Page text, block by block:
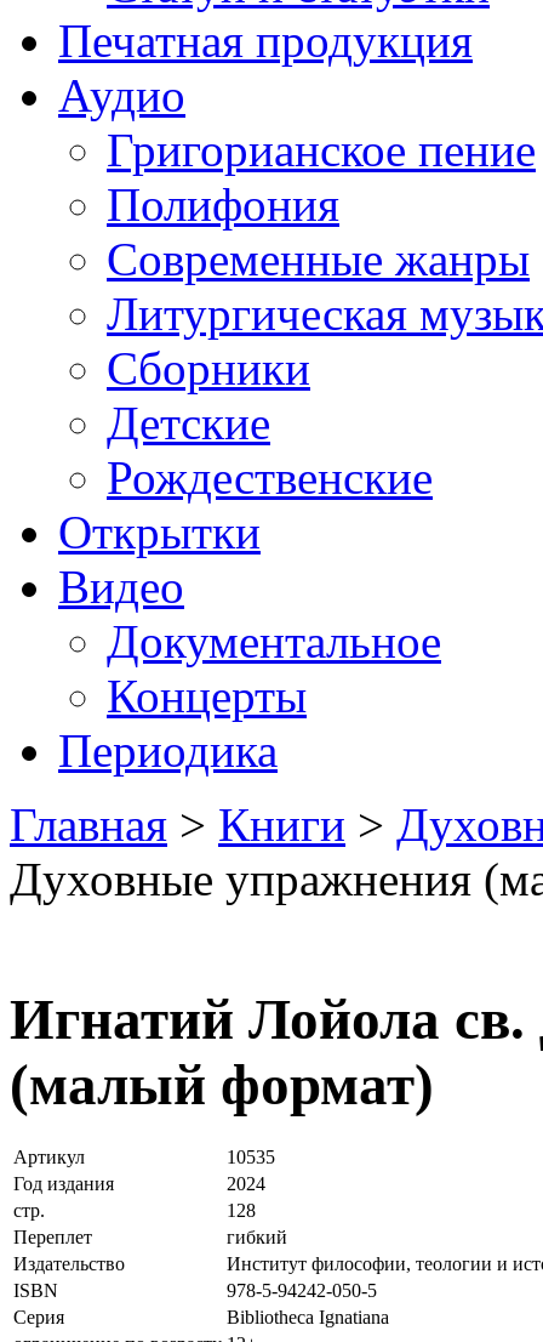
Печатная продукция
Аудио
Григорианское пение
Полифония
Современные жанры
Литургическая
Сборники
Детские
Рождественские
Открытки
Видео
Документальное
Концерты
Периодика
Главная > Книги >
Духовные упражнения
Игнатий Лойола
(малый формат)
Артикул
10535
Год издания
2024
стр.
128
Переплет
гибкий
Издательство
Институт философии, теологии и
ISBN
978-5-94242-050-5
Серия
Bibliotheca Ignatiana